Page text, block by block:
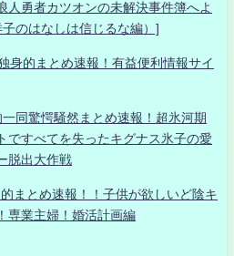
人勇者カツオンの未解決事件簿へよ
のはなしは信じるな編）]
的まとめ速報！有益便利情報サイ
同驚愕騒然まとめ速報！超氷河期
ですべてを失ったキグナス氷子の愛
脱出大作戦
まとめ速報！！子供が欲しいど陰キ
専業主婦！婚活計画編